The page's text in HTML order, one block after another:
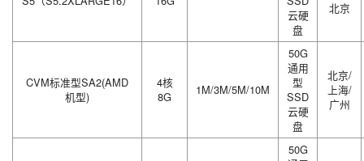
云硬
盘
北京
CVM标准型SA2(AMD
机型)
4核
8G
1M/3M/5M/10M
50G
通用
型
SSD
云硬
盘
北京/
上海/
广州
50G